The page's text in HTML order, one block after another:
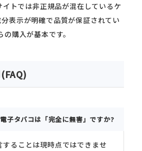
トでは非正規品が混在しているケ
表示が明確で品質が保証されてい
購入が基本です。
子タバコは「完全に無害」ですか?
ることは現時点ではできませ